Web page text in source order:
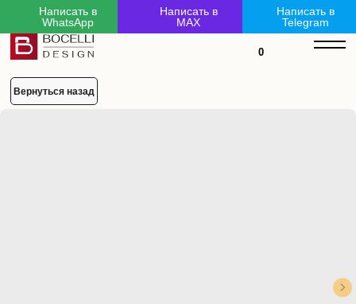
mL6-LZM-kx6-3Kc
Написать в
WhatsApp
Написать в
Telegram
0
Вернуться назад